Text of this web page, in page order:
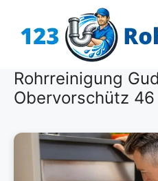
Inhalt
Rohrreinigung
Obervorschütz